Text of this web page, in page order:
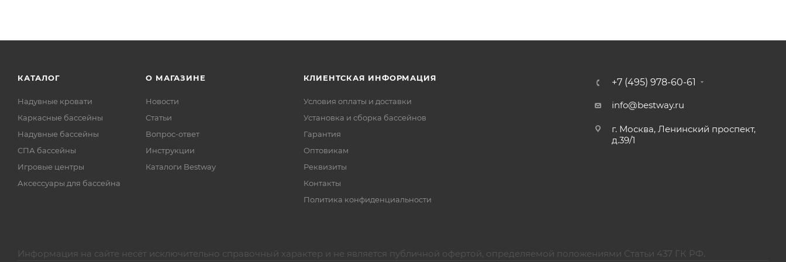
КАТАЛОГ
Надувные кровати
Каркасные бассейны
Надувные бассейны
СПА бассейны
Игровые центры
Аксессуары для бассейна
О МАГАЗИНЕ
Новости
Статьи
Вопрос-ответ
Инструкции
Каталоги Bestway
КЛИЕНТСКАЯ ИНФОРМАЦИЯ
Условия оплаты и доставки
Установка и сборка бассейнов
Гарантия
Оптовикам
Реквизиты
Контакты
Политика конфиденциальности
+7 (495) 978-60-61
info@bestway.ru
г. Москва, Ленинский проспект,
д.39/1
Информация на сайте несёт исключительно справочный характер и не является публичной офертой, определяемой положениями Статьи 437 ГК РФ.